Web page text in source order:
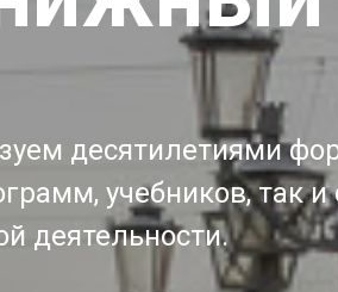
десятилетиями
учебников, так и
деятельности.